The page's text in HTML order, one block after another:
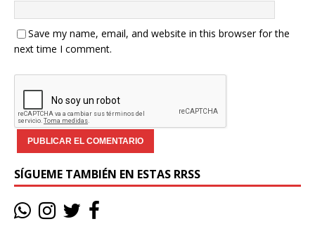
Save my name, email, and website in this browser for the
next time I comment.
SÍGUEME TAMBIÉN EN ESTAS RRSS